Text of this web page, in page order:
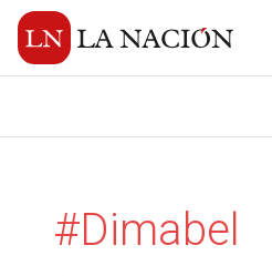
#Dimabel